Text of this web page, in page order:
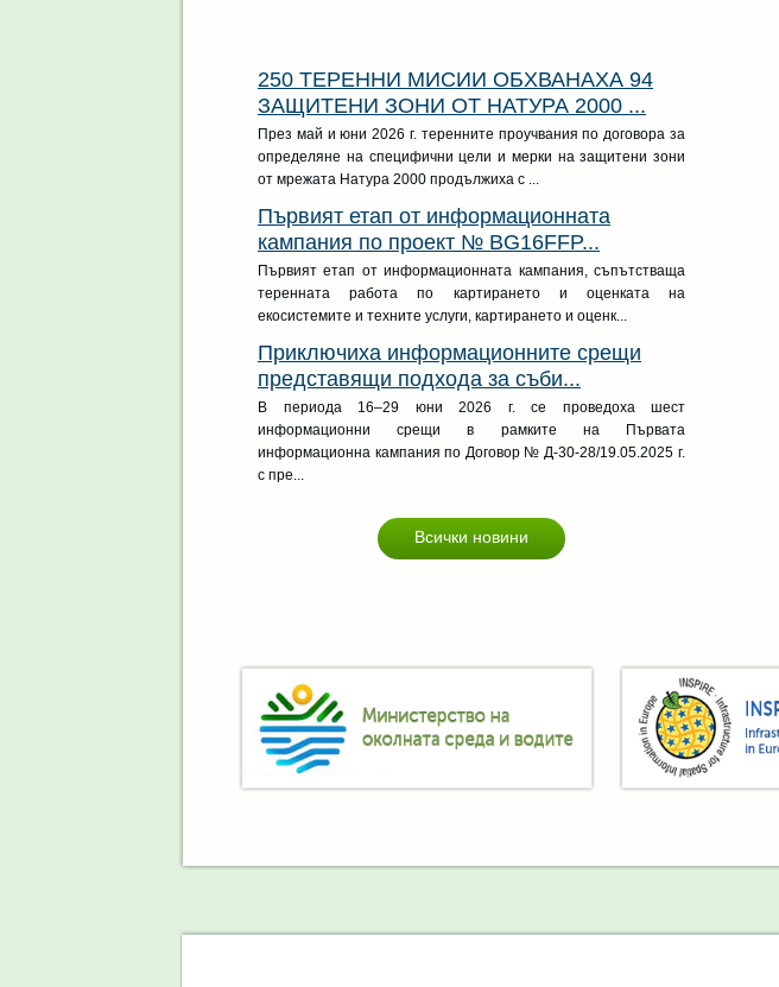
250 ТЕРЕННИ МИСИИ ОБХВАНАХА 94
ЗАЩИТЕНИ ЗОНИ ОТ НАТУРА 2000 ...
През май и юни 2026 г. теренните проучвания по договора за
определяне на специфични цели и мерки на защитени зони
от мрежата Натура 2000 продължиха с ...
Първият етап от информационната
кампания по проект № BG16FFP...
Първият етап от информационната кампания, съпътстваща
теренната работа по картирането и оценката на
екосистемите и техните услуги, картирането и оценк...
Приключиха информационните срещи
представящи подхода за съби...
В периода 16–29 юни 2026 г. се проведоха шест
информационни срещи в рамките на Първата
информационна кампания по Договор № Д-30-28/19.05.2025 г.
с пре...
Всички новини